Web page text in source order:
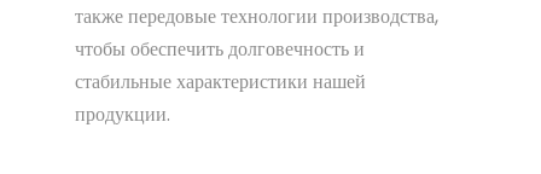
также передовые технологии производства,
чтобы обеспечить долговечность и
стабильные характеристики нашей
продукции.